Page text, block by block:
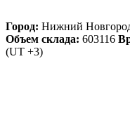
Город: Нижний
Объем склада: 603116
(UT +3)